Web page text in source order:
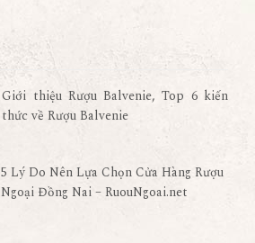
Giới thiệu Rượu Balvenie, Top 6 kiến
thức về Rượu Balvenie
5 Lý Do Nên Lựa Chọn Cửa Hàng Rượu
Ngoại Đồng Nai – RuouNgoai.net